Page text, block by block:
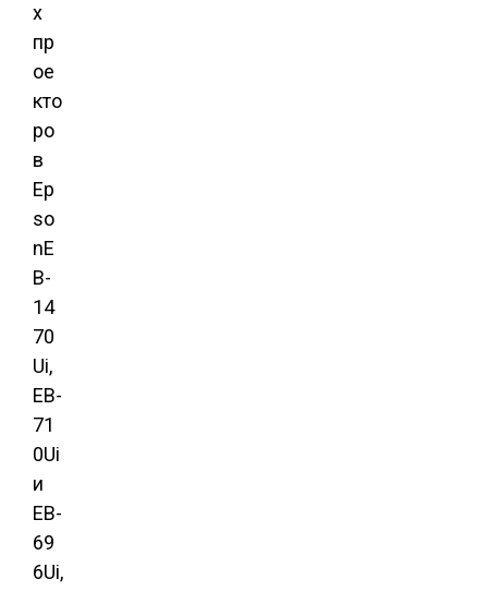
х
пр
ое
кто
ро
в
Ep
so
nE
B-
14
70
Ui,
EB-
71
0Ui
и
EB-
69
6Ui,